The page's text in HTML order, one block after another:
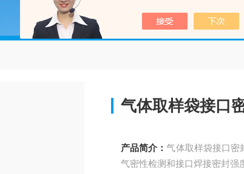
首页 产品中心
气体取样袋接口
产品简介：气体取样袋接口密
气密性检测和接口焊接密封强